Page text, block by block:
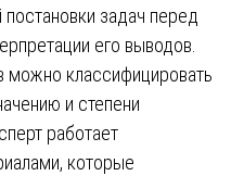
задач перед
его выводов.
можно классифицировать
и степени
работает
которые